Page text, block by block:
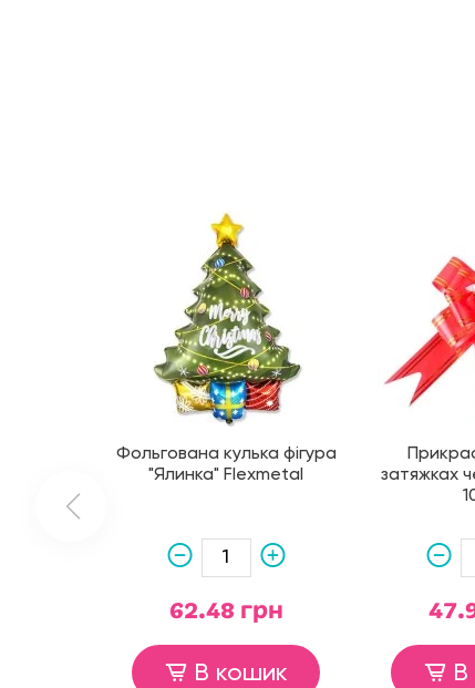
Фольгована кулька фігура
"Ялинка" Flexmetal
62.48 грн
В кошик
затяжках